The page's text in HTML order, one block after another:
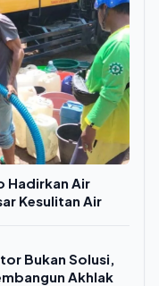
Hadirkan Air
Kesulitan Air
Bukan Solusi,
Akhlak